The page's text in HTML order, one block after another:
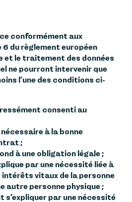
conformément aux
6 du règlement européen
et le traitement des données
ne pourront intervenir que
l’une des conditions ci-
consenti au
à la bonne
;
à une obligation légale ;
par une nécessité liée à
intérêts vitaux de la personne
autre personne physique ;
par une nécessité